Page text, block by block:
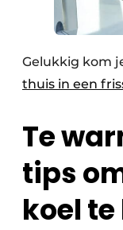
Gelukkig kom
thuis in een
Te
tips
koel